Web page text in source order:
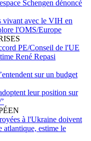
Schengen dénoncé
vivant avec le VIH en
l'OMS/Europe
PE/Conseil de l'UE
René Repasi
sur un budget
leur position sur
’
à l'Ukraine doivent
atlantique, estime le